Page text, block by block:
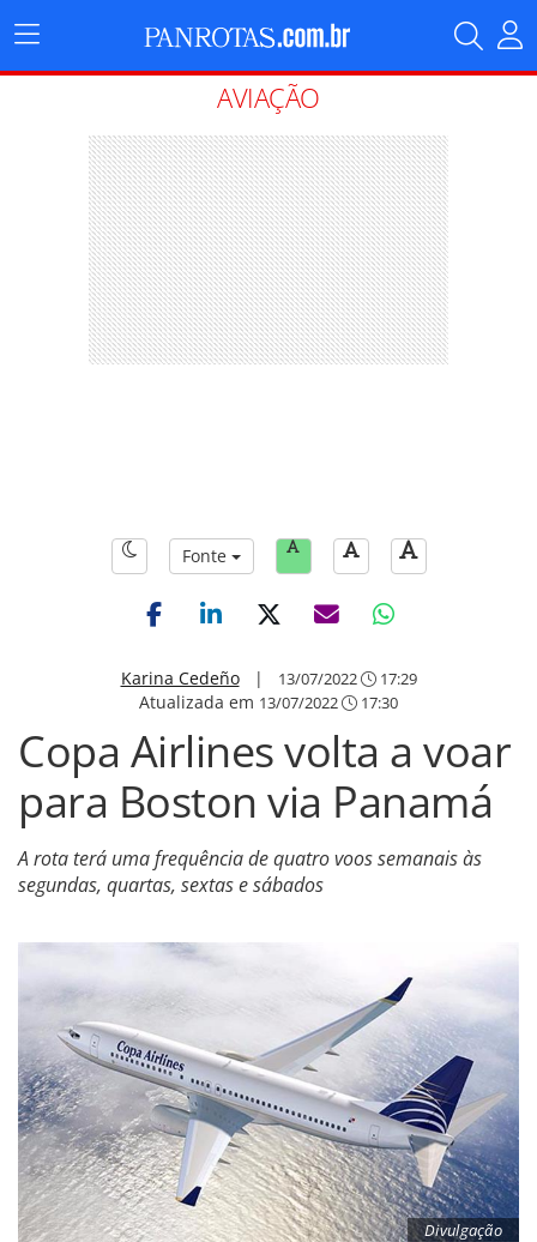
Menu
Principal
AVIAÇÃO
Fonte
Karina Cedeño| 13/07/2022 17:29
Atualizada em 13/07/2022 17:30
Copa Airlines volta a voar
para Boston via Panamá
A rota terá uma frequência de quatro voos semanais às
segundas, quartas, sextas e sábados
Divulgação